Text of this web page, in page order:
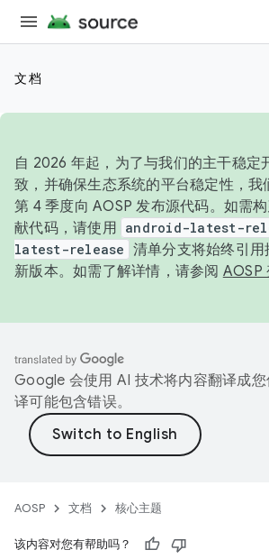
文档
自 2026 年起，为了与我们的主干稳定
致，并确保生态系统的平台稳定性，我
第 4 季度向 AOSP 发布源代码。如需
献代码，请使用 android-latest-
latest-release 清单分支将始终引
新版本。如需了解详情，请参阅 AOSP
Google 会使用 AI 技术将内容翻译成
译可能包含错误。
AOSP 文档 核心主题
该内容对您有帮助吗？